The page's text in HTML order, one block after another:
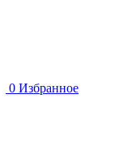
0 Избранное